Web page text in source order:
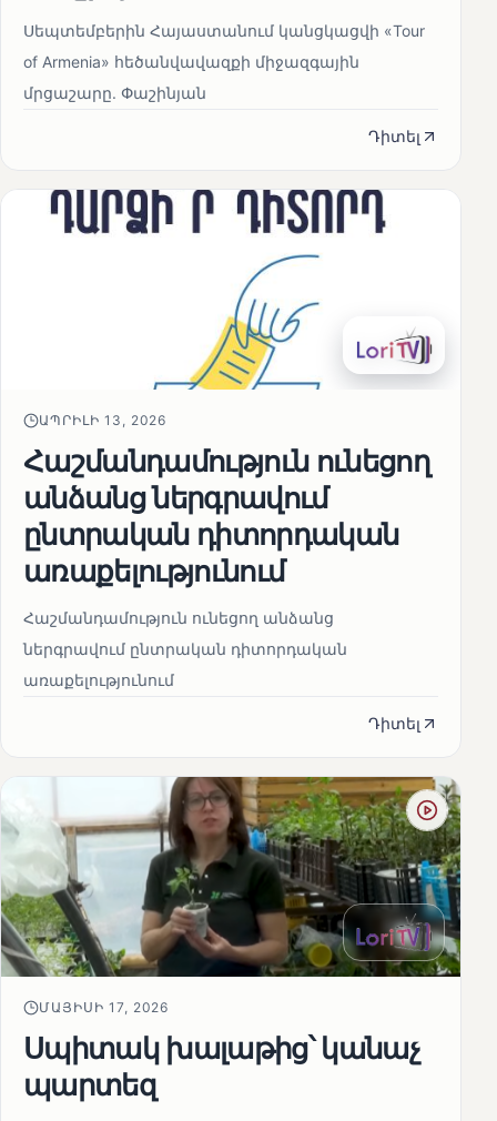
Սեպտեմբերին Հայաստանում կանցկացվի «Tour
of Armenia» հեծանվավազքի միջազգային
մրցաշարը. Փաշինյան
Դիտել
ԱՊՐԻԼԻ 13, 2026
Հաշմանդամություն ունեցող
անձանց ներգրավում
ընտրական դիտորդական
առաքելությունում
Հաշմանդամություն ունեցող անձանց
ներգրավում ընտրական դիտորդական
առաքելությունում
Դիտել
ՄԱՅԻՍԻ 17, 2026
Սպիտակ խալաթից՝ կանաչ
պարտեզ